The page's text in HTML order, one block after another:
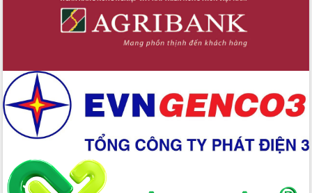
chúc mừng các bệnh viện nhân Ngày
Thầy thuốc Việt Nam
Rộn ràng lễ hội truyền thống Sông
nước Đà Nông lần thứ I năm 2026
tỉnh Đắk Lắk thông qua các nghị quyết
quan trọng
Thống nhất danh sách giới thiệu ứng
cử đại biểu Quốc hội khoá XVI và đại
biểu HĐND tỉnh Đắk Lắk, nhiệm kỳ
Phát động hai phong trào thi đua quan
trọng trong kỷ nguyên mới